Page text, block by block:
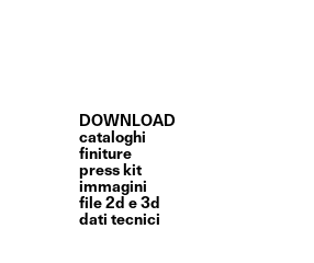
DOWNLOAD
cataloghi
finiture
press kit
immagini
file 2d e 3d
dati tecnici